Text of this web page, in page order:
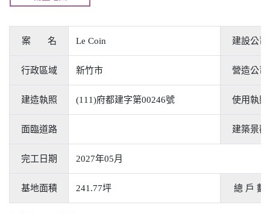
案 名 Le Coin 建設公司
行政區域 新竹市 營造公司
建造執照 (111)府都建字第00246號 使用執照
面臨道路 建築景觀
完工日期 2027年05月
基地面積 241.77坪 總 戶 數